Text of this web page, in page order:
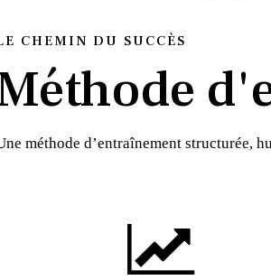
CHEMIN DU SUCCÈS
méthode d’entraînement structurée,